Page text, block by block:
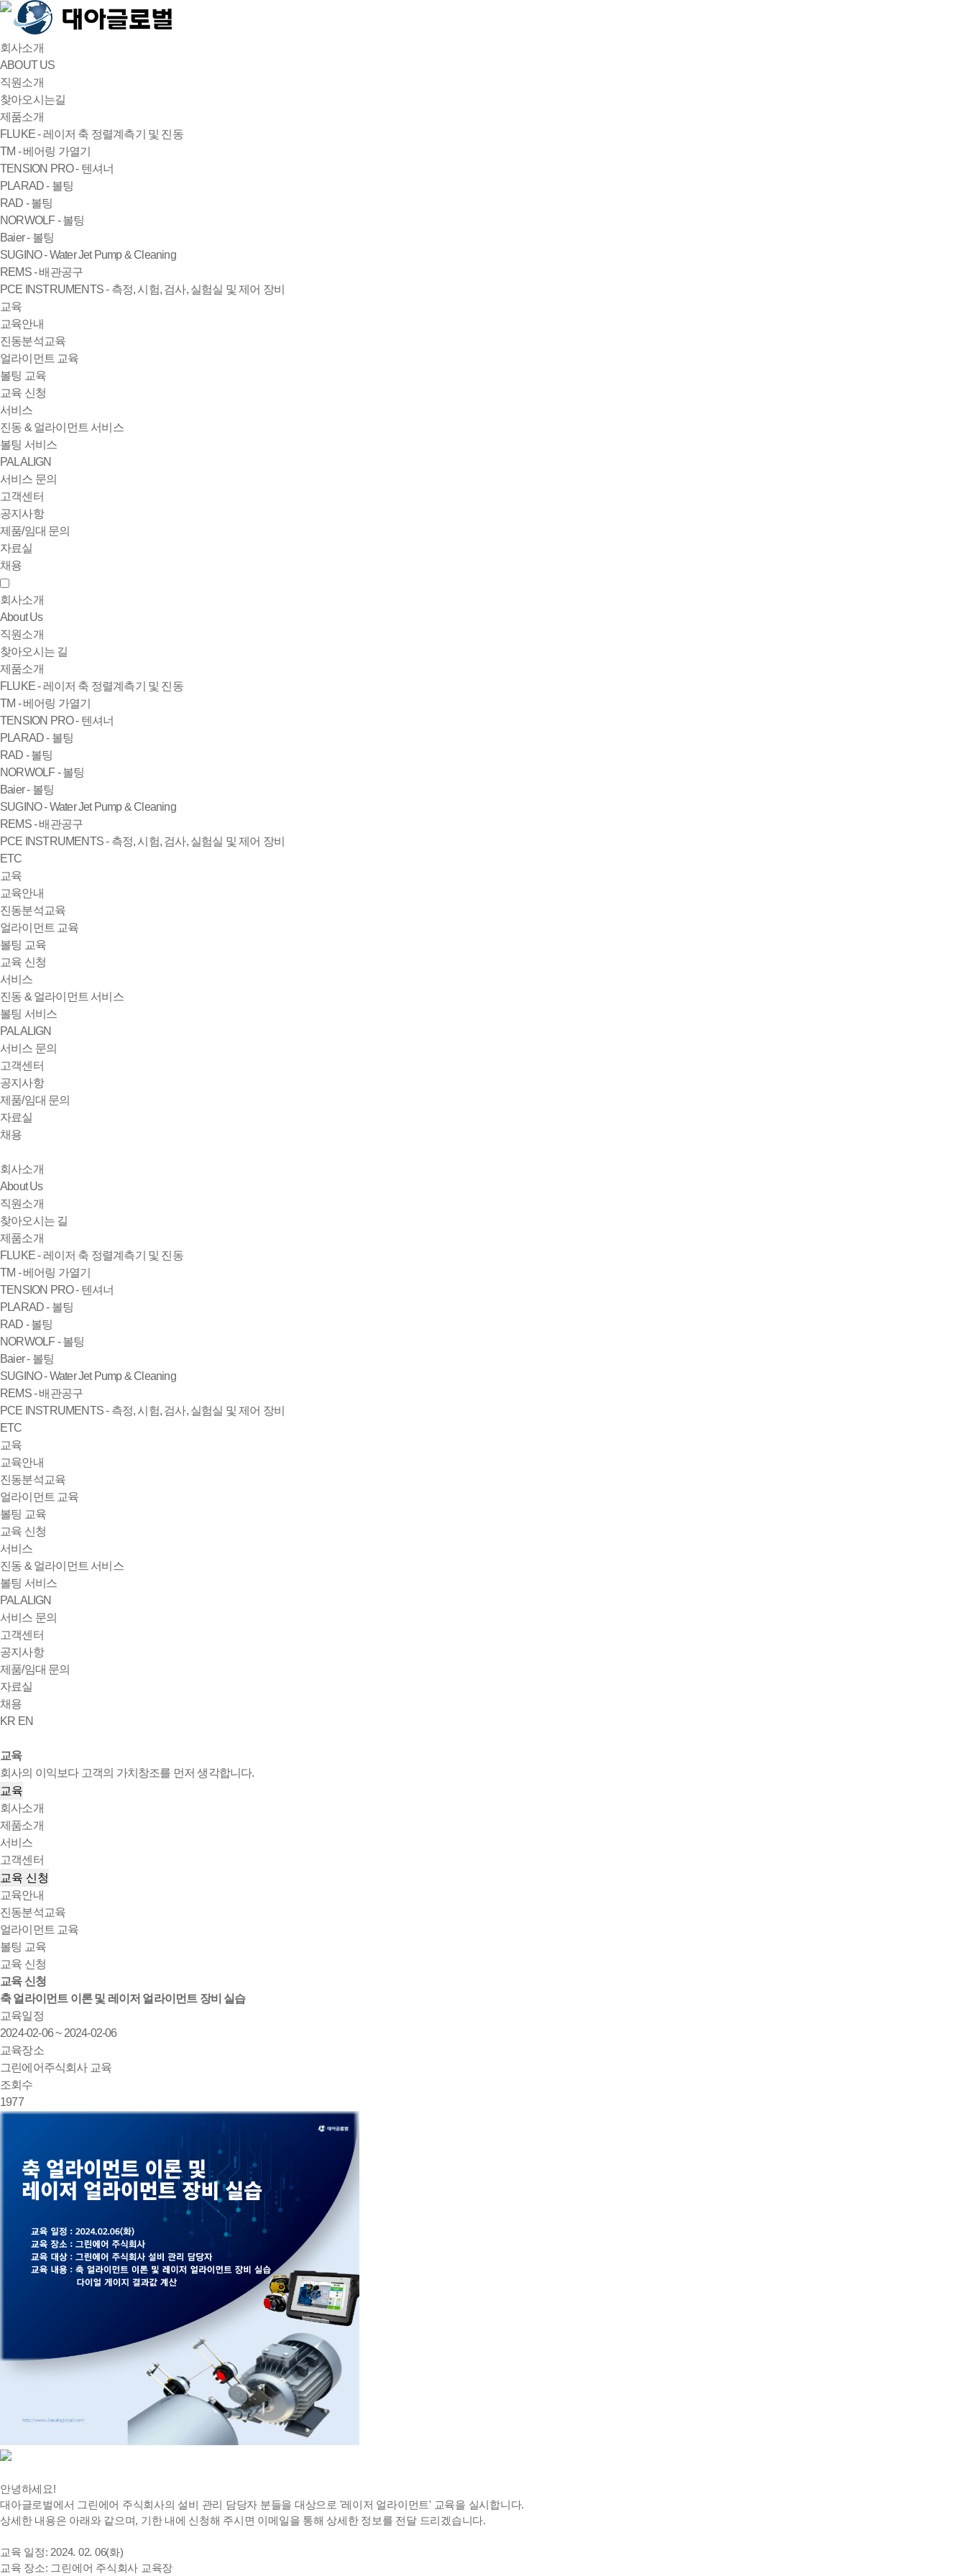
회사소개
ABOUT US
직원소개
찾아오시는길
제품소개
FLUKE - 레이저 축 정렬계측기 및 진동
TM - 베어링 가열기
TENSION PRO - 텐셔너
PLARAD - 볼팅
RAD - 볼팅
NORWOLF - 볼팅
Baier - 볼팅
SUGINO - Water Jet Pump & Cleaning
REMS - 배관공구
PCE INSTRUMENTS - 측정, 시험, 검사, 실험실 및 제어 장비
교육
교육안내
진동분석교육
얼라이먼트 교육
볼팅 교육
교육 신청
서비스
진동 & 얼라이먼트 서비스
볼팅 서비스
PALALIGN
서비스 문의
고객센터
공지사항
제품/임대 문의
자료실
채용
회사소개
About Us
직원소개
찾아오시는 길
제품소개
FLUKE - 레이저 축 정렬계측기 및 진동
TM - 베어링 가열기
TENSION PRO - 텐셔너
PLARAD - 볼팅
RAD - 볼팅
NORWOLF - 볼팅
Baier - 볼팅
SUGINO - Water Jet Pump & Cleaning
REMS - 배관공구
PCE INSTRUMENTS - 측정, 시험, 검사, 실험실 및 제어 장비
ETC
교육
교육안내
진동분석교육
얼라이먼트 교육
볼팅 교육
교육 신청
서비스
진동 & 얼라이먼트 서비스
볼팅 서비스
PALALIGN
서비스 문의
고객센터
공지사항
제품/임대 문의
자료실
채용
회사소개
About Us
직원소개
찾아오시는 길
제품소개
FLUKE - 레이저 축 정렬계측기 및 진동
TM - 베어링 가열기
TENSION PRO - 텐셔너
PLARAD - 볼팅
RAD - 볼팅
NORWOLF - 볼팅
Baier - 볼팅
SUGINO - Water Jet Pump & Cleaning
REMS - 배관공구
PCE INSTRUMENTS - 측정, 시험, 검사, 실험실 및 제어 장비
ETC
교육
교육안내
진동분석교육
얼라이먼트 교육
볼팅 교육
교육 신청
서비스
진동 & 얼라이먼트 서비스
볼팅 서비스
PALALIGN
서비스 문의
고객센터
공지사항
제품/임대 문의
자료실
채용
KR EN
교육
회사의 이익보다 고객의 가치창조를 먼저 생각합니다.
교육
회사소개
제품소개
서비스
고객센터
교육 신청
교육안내
진동분석교육
얼라이먼트 교육
볼팅 교육
교육 신청
교육 신청
축 얼라이먼트 이론 및 레이저 얼라이먼트 장비 실습
교육일정
2024-02-06 ~ 2024-02-06
교육장소
그린에어주식회사 교육
조회수
1977
안녕하세요!
대아글로벌에서 그린에어 주식회사의 설비 관리 담당자 분들을 대상으로 '레이저 얼라이먼트' 교육을 실시합니다.
상세한 내용은 아래와 같으며, 기한 내에 신청해 주시면 이메일을 통해 상세한 정보를 전달 드리겠습니다.
교육 일정: 2024. 02. 06(화)
교육 장소: 그린에어 주식회사 교육장